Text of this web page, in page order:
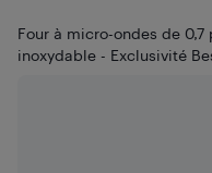
Four à micro-ondes de 0,7
inoxydable - Exclusivité